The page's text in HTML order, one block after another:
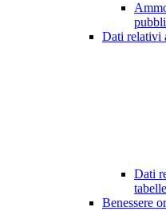
Dati relativi
Dati
Benessere